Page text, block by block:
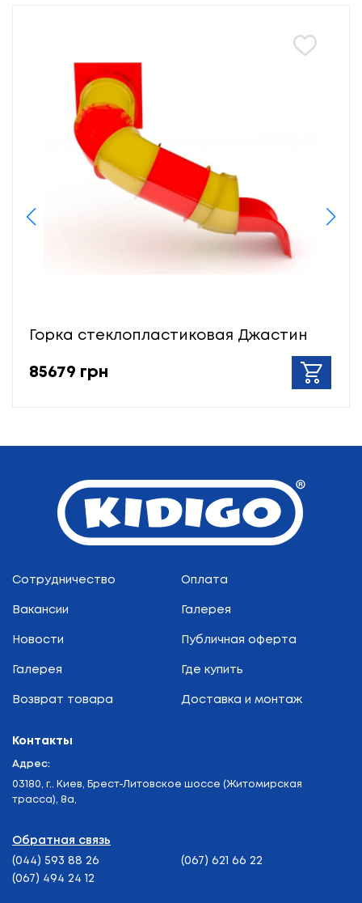
Горка стеклопластиковая Джастин
85679 грн
Сотрудничество Оплата
Вакансии Галерея
Новости Публичная оферта
Галерея Где купить
Возврат товара Доставка и монтаж
Контакты
Адрес:
03180, г.. Киев, Брест-Литовское шоссе (Житомирская
трасса), 8а,
Обратная связь
(044) 593 88 26
(067) 621 66 22
(067) 494 24 12